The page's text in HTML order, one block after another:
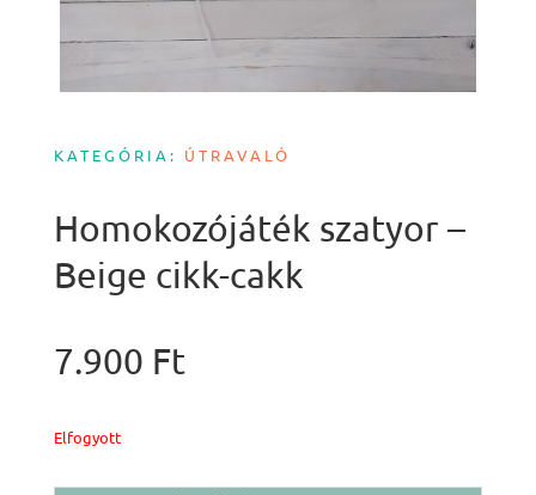
KATEGÓRIA: ÚTRAVALÓ
Homokozójáték szatyor –
Beige cikk-cakk
7.900 Ft
Elfogyott